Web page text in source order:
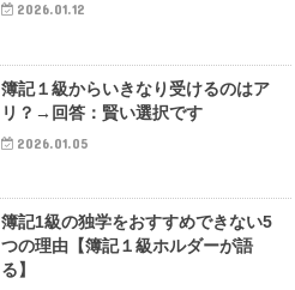
2026.01.12
簿記１級からいきなり受けるのはア
リ？→回答：賢い選択です
2026.01.05
簿記1級の独学をおすすめできない5
つの理由【簿記１級ホルダーが語
る】